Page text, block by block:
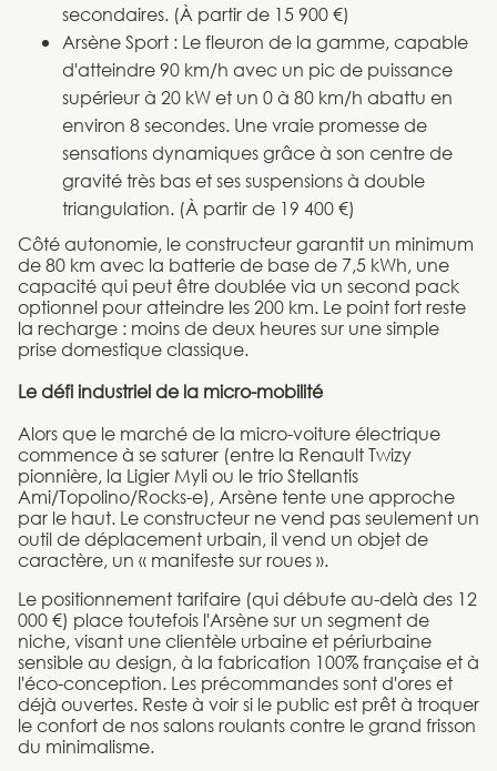
secondaires. (À partir de 15 900 €)
Arsène Sport : Le fleuron de la gamme, capable
d'atteindre 90 km/h avec un pic de puissance
supérieur à 20 kW et un 0 à 80 km/h abattu en
environ 8 secondes. Une vraie promesse de
sensations dynamiques grâce à son centre de
gravité très bas et ses suspensions à double
triangulation. (À partir de 19 400 €)
Côté autonomie, le constructeur garantit un minimum
de 80 km avec la batterie de base de 7,5 kWh, une
capacité qui peut être doublée via un second pack
optionnel pour atteindre les 200 km. Le point fort reste
la recharge : moins de deux heures sur une simple
prise domestique classique.
Le défi industriel de la micro-mobilité
Alors que le marché de la micro-voiture électrique
commence à se saturer (entre la Renault Twizy
pionnière, la Ligier Myli ou le trio Stellantis
Ami/Topolino/Rocks-e), Arsène tente une approche
par le haut. Le constructeur ne vend pas seulement un
outil de déplacement urbain, il vend un objet de
caractère, un « manifeste sur roues ».
Le positionnement tarifaire (qui débute au-delà des 12
000 €) place toutefois l'Arsène sur un segment de
niche, visant une clientèle urbaine et périurbaine
sensible au design, à la fabrication 100% française et à
l'éco-conception. Les précommandes sont d'ores et
déjà ouvertes. Reste à voir si le public est prêt à troquer
le confort de nos salons roulants contre le grand frisson
du minimalisme.